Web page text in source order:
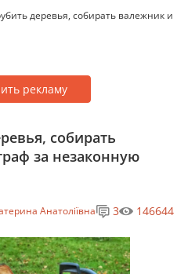
деревья, собирать валежник и
рекламу
собирать
за незаконную
Анатоліївна
3 146644